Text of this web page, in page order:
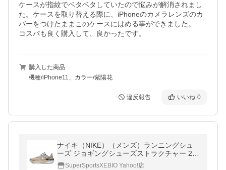
ケースが指紋でベタベタしていたので悩みが解消されまし
た。ケースを取り替える際に、iPhoneのカメラレンズのカ
バーをつけたままこのケースにはめる事ができました。
コスパも良く購入して、良かったです。
購入した商品
機種/iPhone11、カラー/紫陽花
違反報告 いいね 0
ナイキ（NIKE）（メンズ）ランニングシュ
ーズ ジョギングシューズストラクチャー 25
プレミアム HF4311-126
SuperSportsXEBIO Yahoo!店